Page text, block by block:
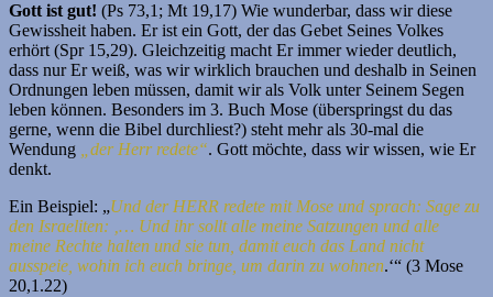
Gott ist gut! (Ps 73,1; Mt 19,17) Wie wunderbar, dass wir diese
Gewissheit haben. Er ist ein Gott, der das Gebet Seines Volkes
erhört (Spr 15,29). Gleichzeitig macht Er immer wieder deutlich,
dass nur Er weiß, was wir wirklich brauchen und deshalb in Seinen
Ordnungen leben müssen, damit wir als Volk unter Seinem Segen
leben können. Besonders im 3. Buch Mose (überspringst du das
gerne, wenn die Bibel durchliest?) steht mehr als 30-mal die
Wendung
„der Herr redete“. Gott möchte, dass wir wissen, wie Er
denkt.
Ein Beispiel: „Und der HERR redete mit Mose und sprach: Sage zu
den Israeliten: ‚… Und ihr sollt alle meine Satzungen und alle
meine Rechte halten und sie tun, damit euch das Land nicht
ausspeie, wohin ich euch bringe, um darin zu wohnen.‘“ (3 Mose
20,1.22)